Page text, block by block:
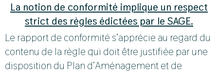
La notion de conformité implique un respect
strict des règles édictées par le SAGE.
Le rapport de conformité s’apprécie au regard du
contenu de la règle qui doit être justifiée par une
disposition du Plan d’Aménagement et de